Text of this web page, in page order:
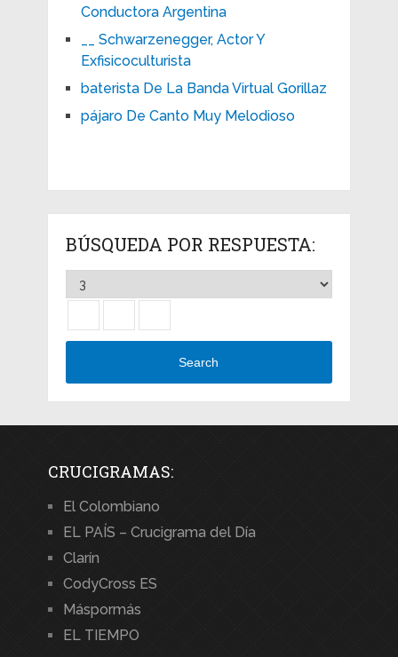
Conductora Argentina
__ Schwarzenegger, Actor Y
Exfisicoculturista
baterista De La Banda Virtual Gorillaz
pájaro De Canto Muy Melodioso
BÚSQUEDA POR RESPUESTA:
Search
CRUCIGRAMAS:
El Colombiano
EL PAÍS – Crucigrama del Día
Clarín
CodyCross ES
Máspormás
EL TIEMPO